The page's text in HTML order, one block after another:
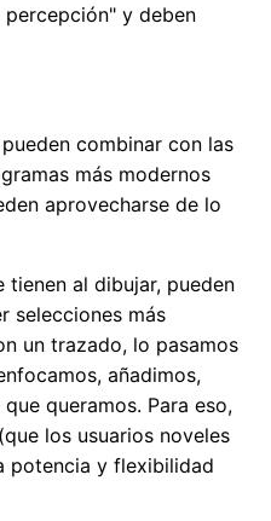
y deben
combinar con las
más modernos
aprovecharse de lo
tienen al dibujar, pueden
selecciones más
un trazado, lo pasamos
añadimos,
queramos. Para eso,
los usuarios noveles
potencia y flexibilidad